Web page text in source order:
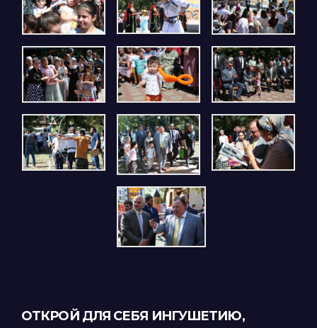
ОТКРОЙ ДЛЯ СЕБЯ ИНГУШЕТИЮ,